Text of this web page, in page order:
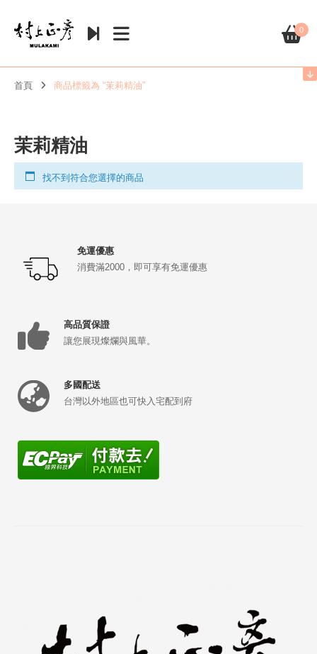
0
首頁 商品標籤為 “茉莉精油”
茉莉精油
找不到符合您選擇的商品
免運優惠
消費滿2000，即可享有免運優惠
高品質保證
讓您展現燦爛與風華。
多國配送
台灣以外地區也可快入宅配到府